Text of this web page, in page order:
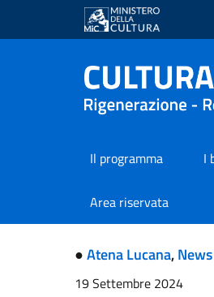
Il programma I
Area riservata
●Atena Lucana,News
19 Settembre 2024